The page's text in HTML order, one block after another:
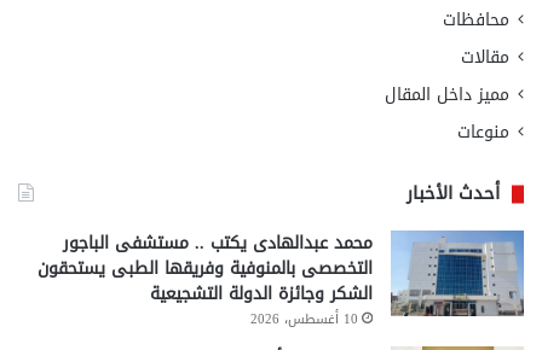
محافظات
مقالات
مميز داخل المقال
منوعات
أحدث الأخبار
محمد عبدالهادى يكتب .. مستشفى الباجور
التخصصى بالمنوفية وفريقها الطبى يستحقون
الشكر وجائزة الدولة التشجيعية
10 أغسطس، 2026